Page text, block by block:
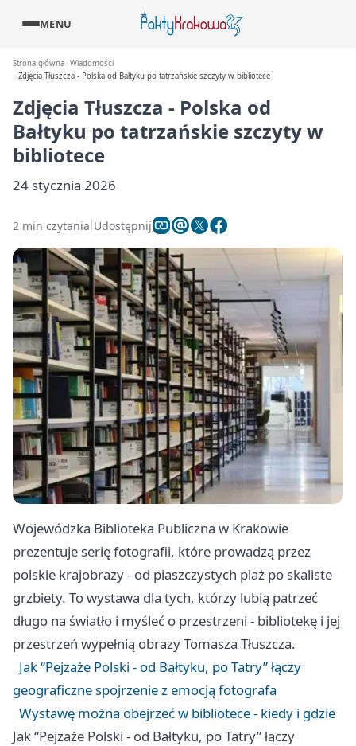
MENU
Strona główna Wiadomości
Zdjęcia Tłuszcza - Polska od Bałtyku po tatrzańskie szczyty w bibliotece
Zdjęcia Tłuszcza - Polska od
Bałtyku po tatrzańskie szczyty w
bibliotece
24 stycznia 2026
2 min czytania Udostępnij
Wojewódzka Biblioteka Publiczna w Krakowie
prezentuje serię fotografii, które prowadzą przez
polskie krajobrazy - od piaszczystych plaż po skaliste
grzbiety. To wystawa dla tych, którzy lubią patrzeć
długo na światło i myśleć o przestrzeni - bibliotekę i jej
przestrzeń wypełnią obrazy Tomasza Tłuszcza.
Jak “Pejzaże Polski - od Bałtyku, po Tatry” łączy
geograficzne spojrzenie z emocją fotografa
Wystawę można obejrzeć w bibliotece - kiedy i gdzie
Jak “Pejzaże Polski - od Bałtyku, po Tatry” łączy